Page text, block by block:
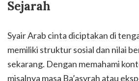
Sejarah
Syair Arab cinta diciptakan di
memiliki struktur sosial dan nilai
sekarang. Dengan memahami
misalnya masa Ba’asyrah atau